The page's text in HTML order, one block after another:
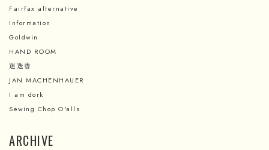
Fairfax alternative
Information
Goldwin
HAND ROOM
迷迭香
JAN MACHENHAUER
I am dork
Sewing Chop O'alls
ARCHIVE